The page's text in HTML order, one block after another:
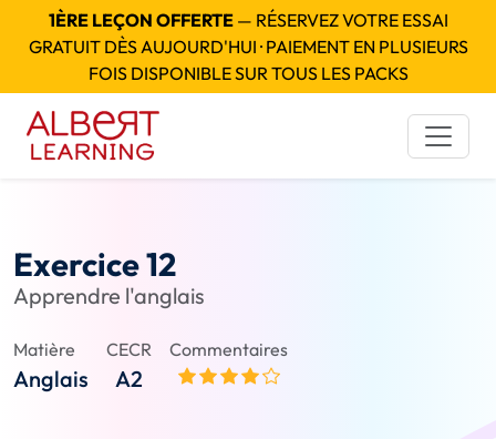
1ÈRE LEÇON OFFERTE— RÉSERVEZ VOTRE ESSAI
GRATUIT DÈS AUJOURD'HUI · PAIEMENT EN PLUSIEURS
FOIS DISPONIBLE SUR TOUS LES PACKS
Exercice 12
Apprendre l'anglais
Matière
Anglais
CECR
A2
Commentaires